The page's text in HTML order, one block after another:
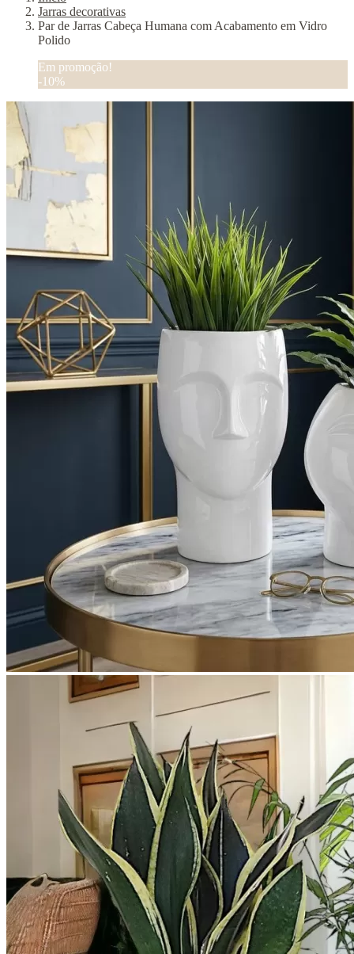
Jarras decorativas
Par de Jarras Cabeça Humana com Acabamento em Vidro
Polido
Em promoção!
-10%